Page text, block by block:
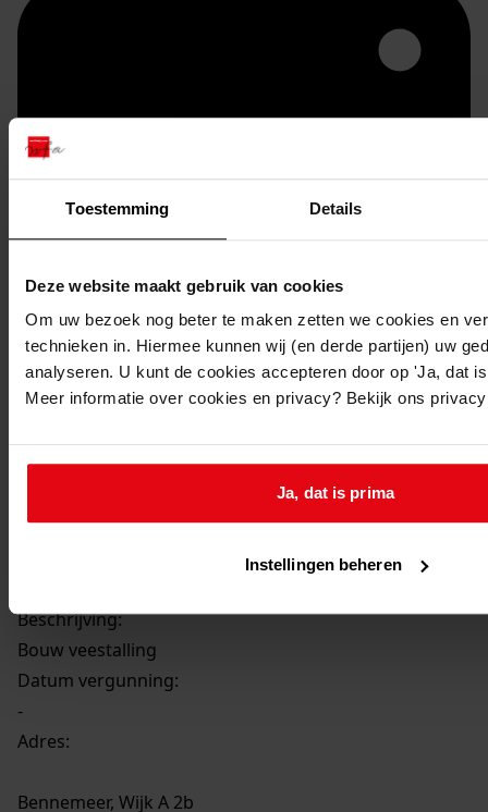
Toestemming Details
Deze website maakt gebruik van cookies
Om uw bezoek nog beter te maken zetten we cookies en
technieken in. Hiermee kunnen wij (en derde partijen) uw
analyseren. U kunt de cookies accepteren door op 'Ja, dat
Meer informatie over cookies en privacy? Bekijk ons
Ja, dat is prima
Instellingen beheren
Printen
duurzaam webadres
Uit toegang 0795-02
64Bouw veestalling, 1929, aug.
Beschrijving:
Bouw veestalling
Datum vergunning:
-
Adres:
Bennemeer, Wijk A 2b